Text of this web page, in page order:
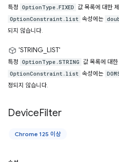
특정 OptionType.FIXED 값 목록에 대한
OptionConstraint.list 속성에는
되지 않습니다.
'STRING_LIST'
특정 OptionType.STRING 값 목록에 대
OptionConstraint.list 속성에는
정되지 않습니다.
DeviceFilter
Chrome 125 이상